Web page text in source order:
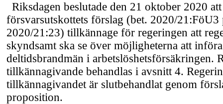
Riksdagen beslutade den 21 oktober 2020
försvarsutskottets förslag (bet. 2020/
2020/21:23) tillkännage för regeringen att
skyndsamt ska se över möjligheterna att
deltidsbrandmän i arbetslöshetsförsäkringen.
tillkännagivande behandlas i avsnitt 4.
tillkännagivandet är slutbehandlat genom
proposition.